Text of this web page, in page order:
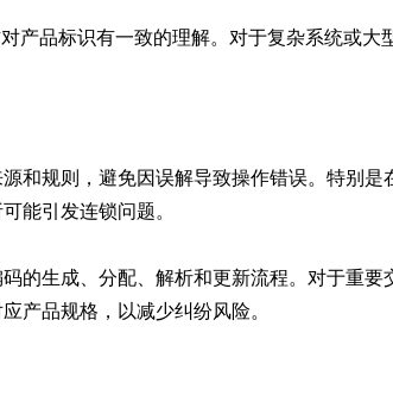
产品标识有一致的理解。对于复杂系统或大
和规则，避免因误解导致操作错误。特别是
能引发连锁问题。
的生成、分配、解析和更新流程。对于重要
产品规格，以减少纠纷风险。